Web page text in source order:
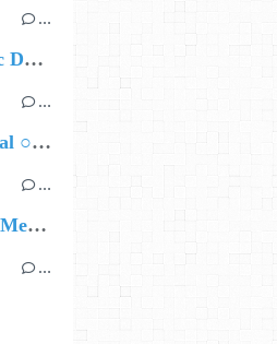
…
Célébrez "Les Olympiques" avec DVTR !
…
Airelle Besson ○ Sebastian Sternal ○ Jonas Burgwinkel
…
Ted Z and The Wranglers ○ Let Me Be Your Sin
…